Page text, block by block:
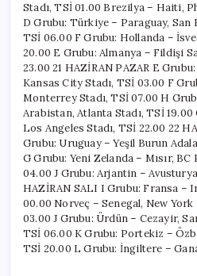
Stadı, TSİ 01.00 Brezilya – Haiti,
D Grubu: Türkiye – Paraguay, San
TSİ 06.00 F Grubu: Hollanda –
20.00 E Grubu: Almanya – Fildişi
23.00 21 HAZİRAN PAZAR E
Kansas City Stadı, TSİ 03.00 F
Monterrey Stadı, TSİ 07.00 H
Arabistan, Atlanta Stadı, TSİ
Los Angeles Stadı, TSİ 22.00 22
Grubu: Uruguay – Yeşil Burun
G Grubu: Yeni Zelanda – Mısır,
04.00 J Grubu: Arjantin –
HAZİRAN SALI I Grubu: Fransa –
00.00 Norveç – Senegal, New York
03.00 J Grubu: Ürdün – Cezayir,
TSİ 06.00 K Grubu: Portekiz –
TSİ 20.00 L Grubu: İngiltere –